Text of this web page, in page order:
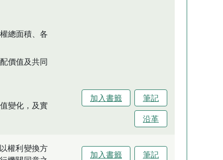
總面積、各
價值及共同
變化，及實
加入書籤
筆記
沿革
權利變換方
加入書籤
筆記